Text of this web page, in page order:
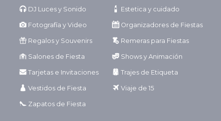
DJ Luces y Sonido Estetica y cuidado
Fotografía y Video Organizadores de Fiestas
Regalos y Souvenirs Remeras para Fiestas
Salones de Fiesta Shows y Animación
Tarjetas e Invitaciones Trajes de Etiqueta
Vestidos de Fiesta Viaje de 15
Zapatos de Fiesta